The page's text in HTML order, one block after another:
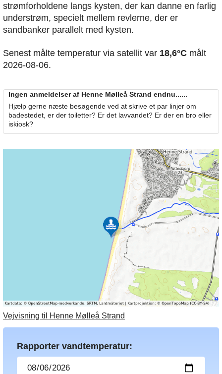
strømforholdene langs kysten, der kan danne en farlig
understrøm, specielt mellem revlerne, der er
sandbanker parallelt med kysten.
Senest målte temperatur via satellit var 18,6°C målt
2026-08-06.
Ingen anmeldelser af Henne Mølleå Strand endnu......
Hjælp gerne næste besøgende ved at skrive et par linjer om
badestedet, er der toiletter? Er det lavvandet? Er der en bro eller
iskiosk?
Vejvisning til Henne Mølleå Strand
Rapporter vandtemperatur: